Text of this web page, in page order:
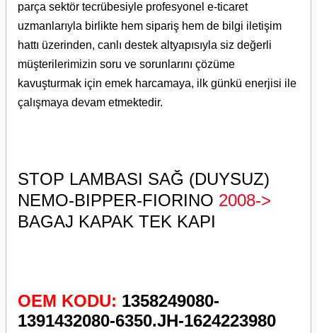
parça sektör tecrübesiyle profesyonel e-ticaret
uzmanlarıyla birlikte hem sipariş hem de bilgi iletişim
hattı üzerinden, canlı destek altyapısıyla siz değerli
müşterilerimizin soru ve sorunlarını çözüme
kavuşturmak için emek harcamaya, ilk günkü enerjisi ile
çalışmaya devam etmektedir.
STOP LAMBASI SAĞ (DUYSUZ)
NEMO-BIPPER-FIORINO 2008->
BAGAJ KAPAK TEK KAPI
OEM KODU: 1358249080-
1391432080-6350.JH-1624223980